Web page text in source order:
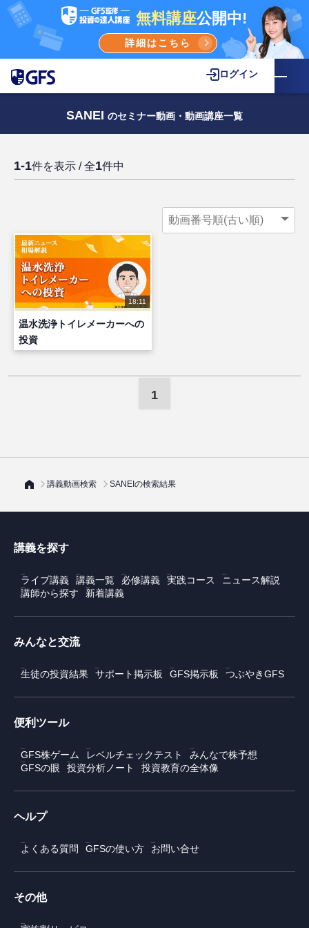
無料講座公開中!
詳細はこちら
ログイン
SANEI のセミナー動画・動画講座一覧
1-1件を表示 / 全1件中
18:11
温水洗浄トイレメーカーへの
投資
1
講義動画検索 SANEIの検索結果
講義を探す
ライブ講義 講義一覧 必修講義 実践コース
ニュース解説
講師から探す
新着講義
みんなと交流
生徒の投資結果 サポート掲示板 GFS掲示板 つぶやきGFS
便利ツール
GFS株ゲーム レベルチェックテスト
みんなで株予想
GFSの眼
投資分析ノート 投資教育の全体像
ヘルプ
よくある質問 GFSの使い方 お問い合せ
その他